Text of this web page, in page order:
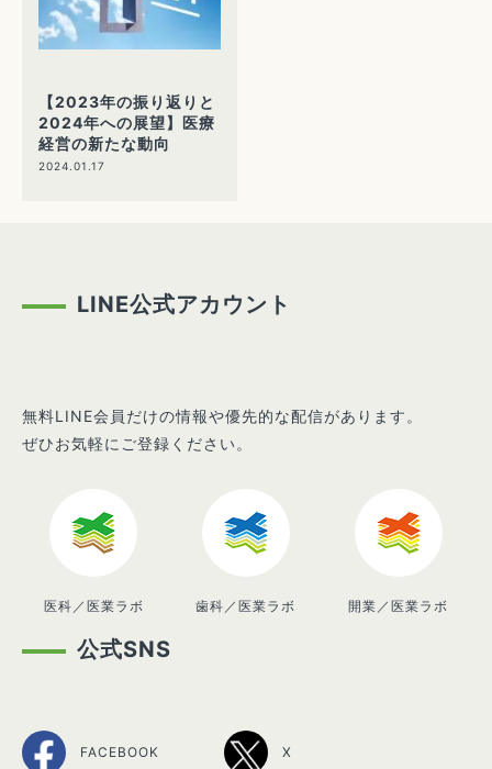
【2023年の振り返りと
2024年への展望】医療
経営の新たな動向
2024.01.17
LINE公式アカウント
無料LINE会員だけの情報や優先的な配信があります。
ぜひお気軽にご登録ください。
医科／医業ラボ 歯科／医業ラボ 開業／医業ラボ
公式SNS
FACEBOOK X